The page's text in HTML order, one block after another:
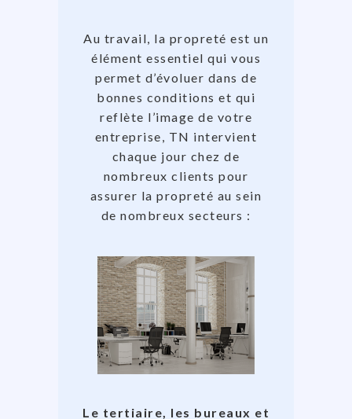
Au travail, la propreté est un
élément essentiel qui vous
permet d’évoluer dans de
bonnes conditions et qui
reflète l’image de votre
entreprise, TN intervient
chaque jour chez de
nombreux clients pour
assurer la propreté au sein
de nombreux secteurs :
Le tertiaire, les bureaux et